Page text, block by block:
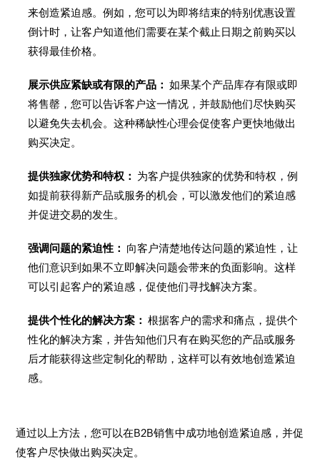
来创造紧迫感。例如，您可以为即将结束的特别优惠设置
倒计时，让客户知道他们需要在某个截止日期之前购买以
获得最佳价格。
展示供应紧缺或有限的产品： 如果某个产品库存有限或即
将售罄，您可以告诉客户这一情况，并鼓励他们尽快购买
以避免失去机会。这种稀缺性心理会促使客户更快地做出
购买决定。
提供独家优势和特权： 为客户提供独家的优势和特权，例
如提前获得新产品或服务的机会，可以激发他们的紧迫感
并促进交易的发生。
强调问题的紧迫性： 向客户清楚地传达问题的紧迫性，让
他们意识到如果不立即解决问题会带来的负面影响。这样
可以引起客户的紧迫感，促使他们寻找解决方案。
提供个性化的解决方案： 根据客户的需求和痛点，提供个
性化的解决方案，并告知他们只有在购买您的产品或服务
后才能获得这些定制化的帮助，这样可以有效地创造紧迫
感。
通过以上方法，您可以在B2B销售中成功地创造紧迫感，并促
使客户尽快做出购买决定。